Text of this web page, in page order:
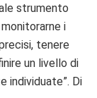
strumento
i
tenere
un livello di
individuate”. Di